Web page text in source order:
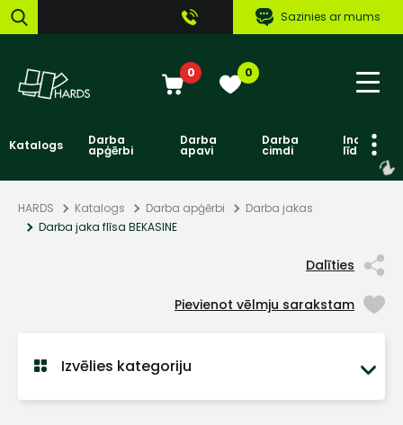
Sazinies ar mums
0 0
Katalogs Darba
apģērbi
Darba
apavi
Darba
cimdi līdzekļi
HARDS Katalogs Darba apģērbi
Darba jakas
Darba jaka flīsa BEKASINE
Dalīties
Pievienot vēlmju sarakstam
Izvēlies kategoriju